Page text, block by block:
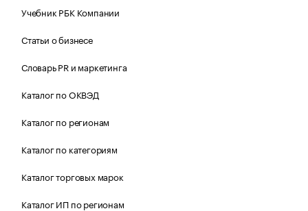
Учебник РБК Компании
Статьи о бизнесе
Словарь PR и маркетинга
Каталог по ОКВЭД
Каталог по регионам
Каталог по категориям
Каталог торговых марок
Каталог ИП по регионам